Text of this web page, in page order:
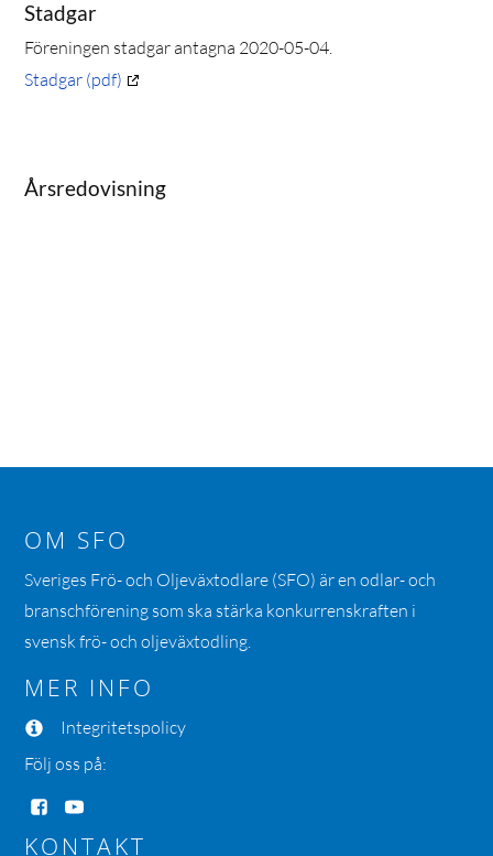
Stadgar
Föreningen stadgar antagna 2020-05-04.
Stadgar (pdf)
Årsredovisning
OM SFO
Sveriges Frö- och Oljeväxtodlare (SFO) är en odlar- och
branschförening som ska stärka konkurrenskraften i
svensk frö- och oljeväxtodling.
MER INFO
Integritetspolicy
Följ oss på:
KONTAKT